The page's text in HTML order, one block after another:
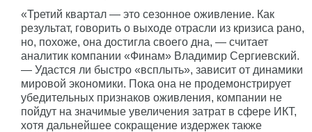
«Третий квартал — это сезонное оживление. Как
результат, говорить о выходе отрасли из кризиса рано,
но, похоже, она достигла своего дна, — считает
аналитик компании «Финам» Владимир Сергиевский.
— Удастся ли быстро «всплыть», зависит от динамики
мировой экономики. Пока она не продемонстрирует
убедительных признаков оживления, компании не
пойдут на значимые увеличения затрат в сфере ИКТ,
хотя дальнейшее сокращение издержек также